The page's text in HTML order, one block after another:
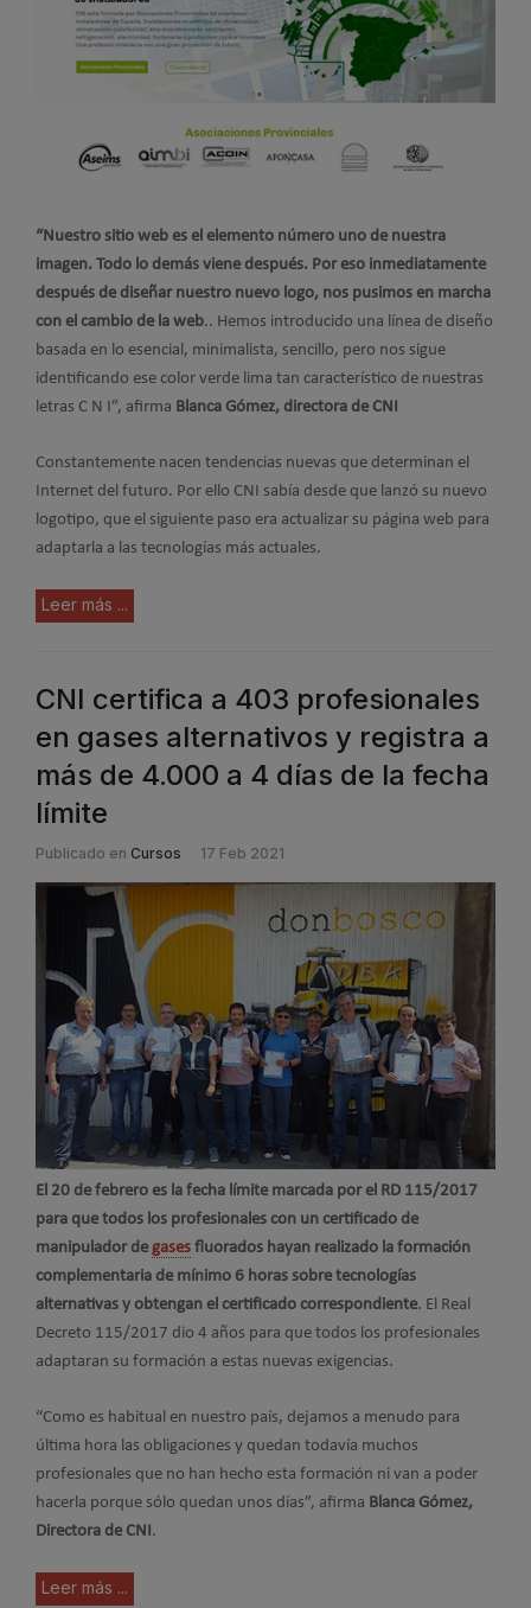
“Nuestro sitio web es el elemento número uno de nuestra
imagen. Todo lo demás viene después. Por eso inmediatamente
después de diseñar nuestro nuevo logo, nos pusimos en marcha
con el cambio de la web.. Hemos introducido una línea de diseño
basada en lo esencial, minimalista, sencillo, pero nos sigue
identificando ese color verde lima tan característico de nuestras
letras C N I”, afirma Blanca Gómez, directora de CNI
Constantemente nacen tendencias nuevas que determinan el
Internet del futuro. Por ello CNI sabía desde que lanzó su nuevo
logotipo, que el siguiente paso era actualizar su página web para
adaptarla a las tecnologías más actuales.
Leer más ...
CNI certifica a 403 profesionales
en gases alternativos y registra a
más de 4.000 a 4 días de la fecha
límite
Publicado en Cursos 17 Feb 2021
El 20 de febrero es la fecha límite marcada por el RD 115/2017
para que todos los profesionales con un certificado de
manipulador degases fluorados hayan realizado la formación
complementaria de mínimo 6 horas sobre tecnologías
alternativas y obtengan el certificado correspondiente. El Real
Decreto 115/2017 dio 4 años para que todos los profesionales
adaptaran su formación a estas nuevas exigencias.
“Como es habitual en nuestro país, dejamos a menudo para
última hora las obligaciones y quedan todavía muchos
profesionales que no han hecho esta formación ni van a poder
hacerla porque sólo quedan unos días”, afirma Blanca Gómez,
Directora de CNI.
Leer más ...